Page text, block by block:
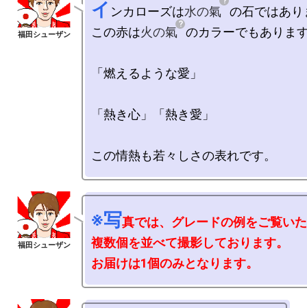
イ ンカローズは水の氣 の石ではあり
この赤は火の氣 のカラーでもありま
「燃えるような愛」
「熱き心」「熱き愛」
※写真では、グレードの例をご覧い
複数個を並べて撮影しております。
お届けは1個のみとなります。